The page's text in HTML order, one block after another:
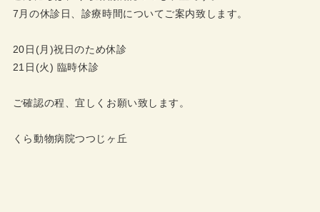
7月の休診日、診療時間についてご案内致します。
20日(月)祝日のため休診
21日(火) 臨時休診
ご確認の程、宜しくお願い致します。
くら動物病院つつじヶ丘